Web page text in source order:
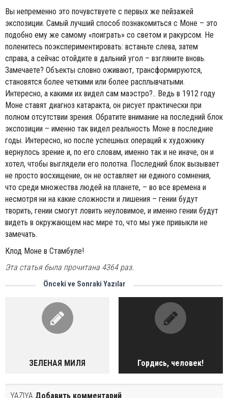
Вы непременно это почувствуете с первых же пейзажей
экспозиции. Самый лучший способ познакомиться с Моне – это
подобно ему же самому «поиграть» со светом и ракурсом. Не
поленитесь поэкспериментировать: встаньте слева, затем
справа, а сейчас отойдите в дальний угол – взгляните вновь.
Замечаете? Объекты словно оживают, трансформируются,
становятся более четкими или более расплывчатыми.
Интересно, а какими их видел сам маэстро?.. Ведь в 1912 году
Моне ставят диагноз катаракта, он рисует практически при
полном отсутствии зрения. Обратите внимание на последний блок
экспозиции – именно так видел реальность Моне в последние
годы. Интересно, но после успешных операций к художнику
вернулось зрение и, по его словам, именно так и не иначе, он и
хотел, чтобы выглядели его полотна. Последний блок вызывает
не просто восхищение, он не оставляет ни единого сомнения,
что среди множества людей на планете, – во все времена и
несмотря ни на какие сложности и лишения – гении будут
творить, гении смогут ловить неуловимое, и именно гении будут
видеть в окружающем нас мире то, что мы уже привыкли не
замечать.
Клод Моне в Стамбуле!
Эта статья была прочитана 4364 раз.
Önceki ve Sonraki Yazılar
ЗЕЛЕНАЯ МИЛЯ Гордись, человек!
YAZIYA Добавить комментарий